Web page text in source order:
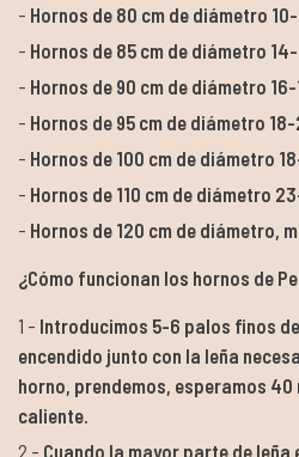
Hornos de 80 cm de diámetro
Hornos de 85 cm de diámetro
Hornos de 90 cm de diámetro 16-
Hornos de 95 cm de diámetro
Hornos de 100 cm de diámetro
Hornos de 110 cm de diámetro
Hornos de 120 cm de diámetro,
¿Cómo funcionan los hornos de
Introducimos 5-6 palos finos
encendido junto con la leña
horno, prendemos, esperamos 40
caliente.
Cuando la mayor parte de leña